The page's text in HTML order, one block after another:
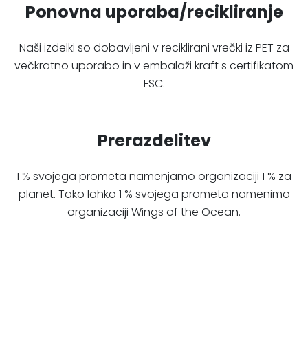
Ponovna uporaba/recikliranje
Naši izdelki so dobavljeni v reciklirani vrečki iz PET za
večkratno uporabo in v embalaži kraft s certifikatom
FSC.
Prerazdelitev
1 % svojega prometa namenjamo organizaciji 1 % za
planet. Tako lahko 1 % svojega prometa namenimo
organizaciji Wings of the Ocean.